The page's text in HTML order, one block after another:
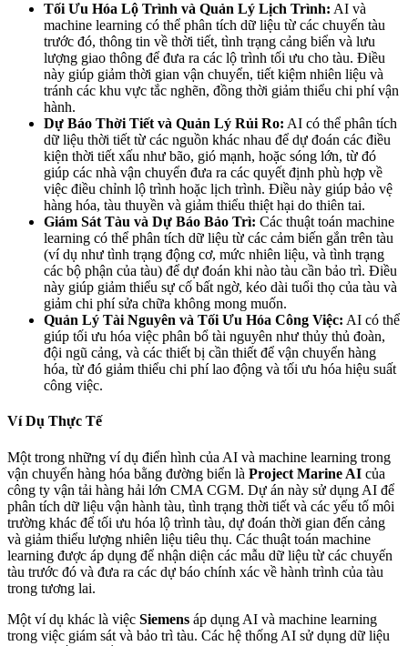
Tối Ưu Hóa Lộ Trình và Quản Lý Lịch Trình: AI và
machine learning có thể phân tích dữ liệu từ các chuyến tàu
trước đó, thông tin về thời tiết, tình trạng cảng biển và lưu
lượng giao thông để đưa ra các lộ trình tối ưu cho tàu. Điều
này giúp giảm thời gian vận chuyển, tiết kiệm nhiên liệu và
tránh các khu vực tắc nghẽn, đồng thời giảm thiểu chi phí vận
hành.
Dự Báo Thời Tiết và Quản Lý Rủi Ro: AI có thể phân tích
dữ liệu thời tiết từ các nguồn khác nhau để dự đoán các điều
kiện thời tiết xấu như bão, gió mạnh, hoặc sóng lớn, từ đó
giúp các nhà vận chuyển đưa ra các quyết định phù hợp về
việc điều chỉnh lộ trình hoặc lịch trình. Điều này giúp bảo vệ
hàng hóa, tàu thuyền và giảm thiểu thiệt hại do thiên tai.
Giám Sát Tàu và Dự Báo Bảo Trì: Các thuật toán machine
learning có thể phân tích dữ liệu từ các cảm biến gắn trên tàu
(ví dụ như tình trạng động cơ, mức nhiên liệu, và tình trạng
các bộ phận của tàu) để dự đoán khi nào tàu cần bảo trì. Điều
này giúp giảm thiểu sự cố bất ngờ, kéo dài tuổi thọ của tàu và
giảm chi phí sửa chữa không mong muốn.
Quản Lý Tài Nguyên và Tối Ưu Hóa Công Việc: AI có thể
giúp tối ưu hóa việc phân bổ tài nguyên như thủy thủ đoàn,
đội ngũ cảng, và các thiết bị cần thiết để vận chuyển hàng
hóa, từ đó giảm thiểu chi phí lao động và tối ưu hóa hiệu suất
công việc.
Ví Dụ Thực Tế
Một trong những ví dụ điển hình của AI và machine learning trong
vận chuyển hàng hóa bằng đường biển là Project Marine AI của
công ty vận tải hàng hải lớn CMA CGM. Dự án này sử dụng AI để
phân tích dữ liệu vận hành tàu, tình trạng thời tiết và các yếu tố môi
trường khác để tối ưu hóa lộ trình tàu, dự đoán thời gian đến cảng
và giảm thiểu lượng nhiên liệu tiêu thụ. Các thuật toán machine
learning được áp dụng để nhận diện các mẫu dữ liệu từ các chuyến
tàu trước đó và đưa ra các dự báo chính xác về hành trình của tàu
trong tương lai.
Một ví dụ khác là việc Siemens áp dụng AI và machine learning
trong việc giám sát và bảo trì tàu. Các hệ thống AI sử dụng dữ liệu